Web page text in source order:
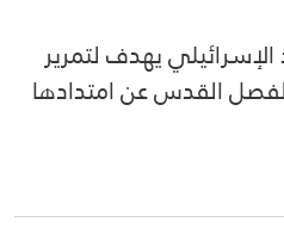
يهدف لتمرير
القدس عن امتدادها